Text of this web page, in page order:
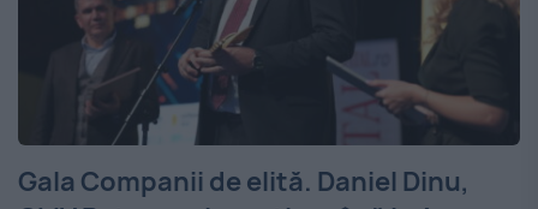
Gala Companii de elită. Daniel Dinu,